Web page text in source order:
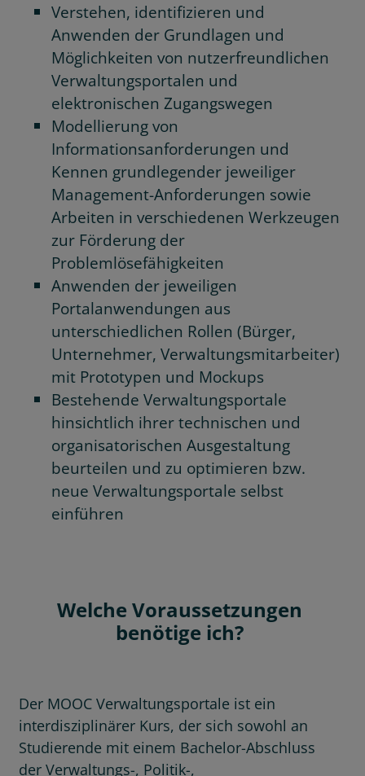
Verstehen, identifizieren und
Anwenden der Grundlagen und
Möglichkeiten von nutzerfreundlichen
Verwaltungsportalen und
elektronischen Zugangswegen
Modellierung von
Informationsanforderungen und
Kennen grundlegender jeweiliger
Management-Anforderungen sowie
Arbeiten in verschiedenen Werkzeugen
zur Förderung der
Problemlösefähigkeiten
Anwenden der jeweiligen
Portalanwendungen aus
unterschiedlichen Rollen (Bürger,
Unternehmer, Verwaltungsmitarbeiter)
mit Prototypen und Mockups
Bestehende Verwaltungsportale
hinsichtlich ihrer technischen und
organisatorischen Ausgestaltung
beurteilen und zu optimieren bzw.
neue Verwaltungsportale selbst
einführen
Welche Voraussetzungen
benötige ich?
Der MOOC Verwaltungsportale ist ein
interdisziplinärer Kurs, der sich sowohl an
Studierende mit einem Bachelor-Abschluss
der Verwaltungs-, Politik-,